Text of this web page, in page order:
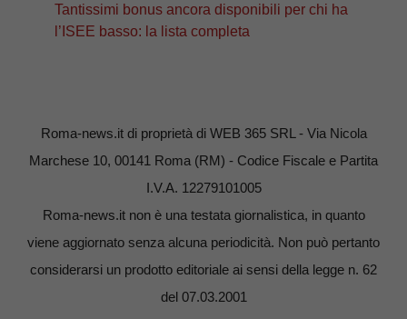
Tantissimi bonus ancora disponibili per chi ha
l’ISEE basso: la lista completa
Roma-news.it di proprietà di WEB 365 SRL - Via Nicola
Marchese 10, 00141 Roma (RM) - Codice Fiscale e Partita
I.V.A. 12279101005
Roma-news.it non è una testata giornalistica, in quanto
viene aggiornato senza alcuna periodicità. Non può pertanto
considerarsi un prodotto editoriale ai sensi della legge n. 62
del 07.03.2001